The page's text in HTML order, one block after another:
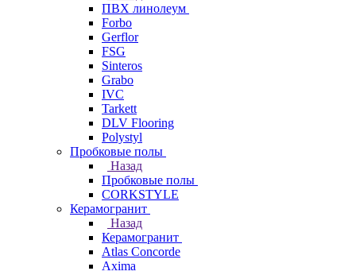
ПВХ линолеум
Forbo
Gerflor
FSG
Sinteros
Grabo
IVC
Tarkett
DLV Flooring
Polystyl
Пробковые полы
Назад
Пробковые полы
CORKSTYLE
Керамогранит
Назад
Керамогранит
Atlas Concorde
Axima